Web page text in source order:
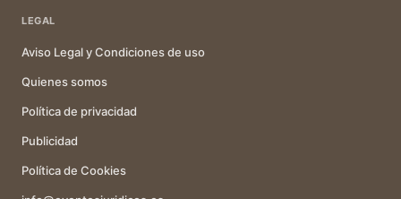
LEGAL
Aviso Legal y Condiciones de uso
Quienes somos
Política de privacidad
Publicidad
Política de Cookies